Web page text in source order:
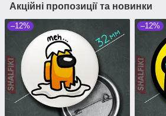
Акційні пропозиції та новинки
–12% –12%